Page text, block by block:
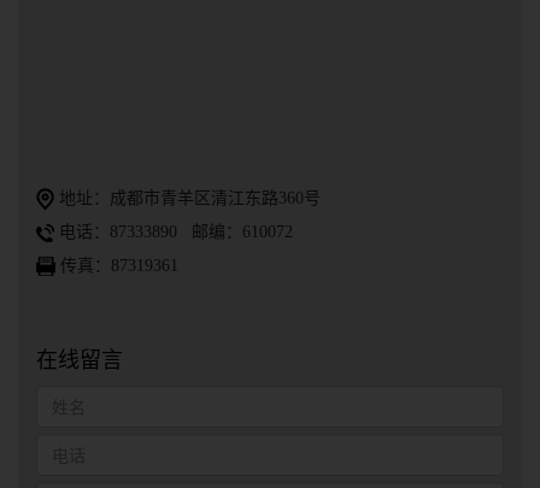
地址：成都市青羊区清江东路360号
电话：87333890 邮编：610072
传真：87319361
在线留言